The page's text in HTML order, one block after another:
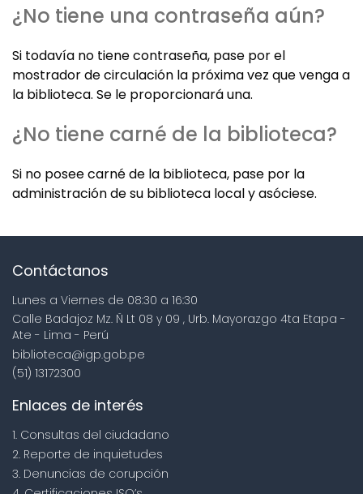
¿No tiene una contraseña aún?
Si todavía no tiene contraseña, pase por el
mostrador de circulación la próxima vez que venga a
la biblioteca. Se le proporcionará una.
¿No tiene carné de la biblioteca?
Si no posee carné de la biblioteca, pase por la
administración de su biblioteca local y asóciese.
Contáctanos
Lunes a Viernes de 08:30 a 16:30
Calle Badajoz Mz. Ñ Lt 08 y 09 , Urb. Mayorazgo 4ta Etapa -
Ate - Lima - Perú
biblioteca@igp.gob.pe
(51) 13172300
Enlaces de interés
1. Consultas del ciudadano
2. Reporte de inquietudes
3. Denuncias de corupción